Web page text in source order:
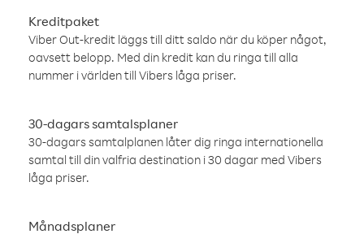
Kreditpaket
Viber Out-kredit läggs till ditt saldo när du köper något,
oavsett belopp. Med din kredit kan du ringa till alla
nummer i världen till Vibers låga priser.
30-dagars samtalsplaner
30-dagars samtalplanen låter dig ringa internationella
samtal till din valfria destination i 30 dagar med Vibers
låga priser.
Månadsplaner